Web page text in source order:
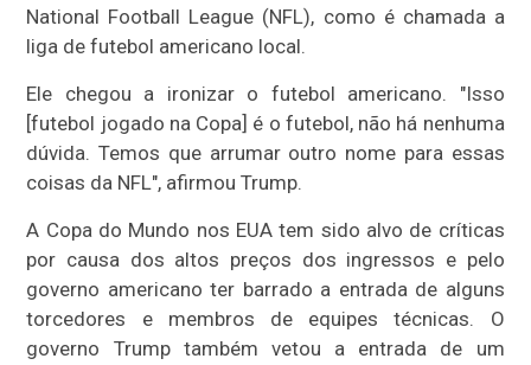
National Football League (NFL), como é chamada a
liga de futebol americano local.
Ele chegou a ironizar o futebol americano. "Isso
[futebol jogado na Copa] é o futebol, não há nenhuma
dúvida. Temos que arrumar outro nome para essas
coisas da NFL", afirmou Trump.
A Copa do Mundo nos EUA tem sido alvo de críticas
por causa dos altos preços dos ingressos e pelo
governo americano ter barrado a entrada de alguns
torcedores e membros de equipes técnicas. O
governo Trump também vetou a entrada de um